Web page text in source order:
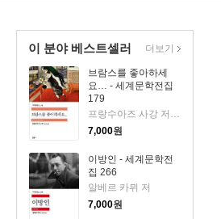
이 분야 베스트셀러
브람스를 좋아하세
요… - 세계문학전집
179
7,000원
이방인 - 세계문학전
집 266
알베르 카뮈 저
7,000원
더보기